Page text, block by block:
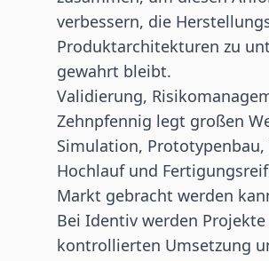
verbessern, die
Produktarchitekturen zu
gewahrt bleibt.
Validierung,
Zehnpfennig legt großen
Simulation,
Hochlauf und
Markt gebracht werden
Bei Identiv werden
kontrollierten Umsetzung